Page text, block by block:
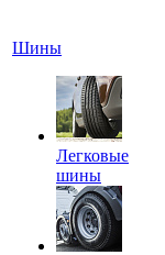
Шины
Легковые
шины